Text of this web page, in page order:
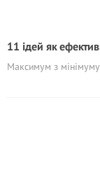
11 ідей як
Максимум з мінімуму